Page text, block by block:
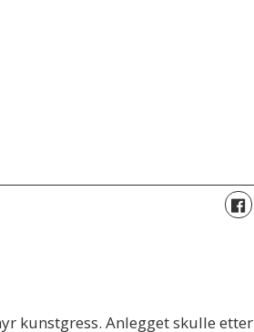
kunstgress. Anlegget skulle etter